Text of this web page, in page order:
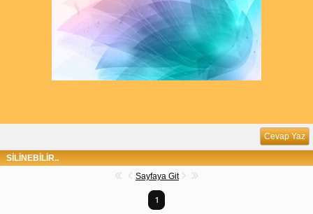
Cevap Yaz
SİLİNEBİLİR..
Sayfaya Git
1